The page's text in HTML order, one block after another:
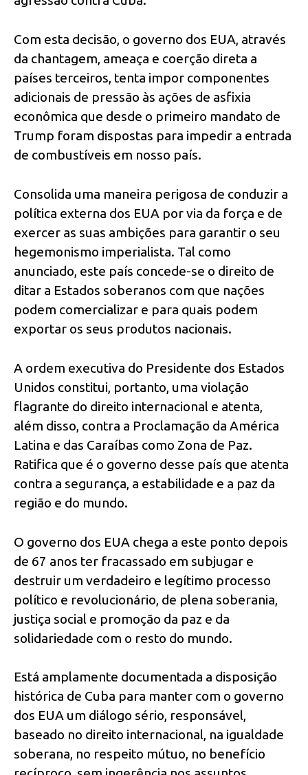
Com esta decisão, o governo dos EUA, através
da chantagem, ameaça e coerção direta a
países terceiros, tenta impor componentes
adicionais de pressão às ações de asfixia
econômica que desde o primeiro mandato de
Trump foram dispostas para impedir a entrada
de combustíveis em nosso país.
Consolida uma maneira perigosa de conduzir a
política externa dos EUA por via da força e de
exercer as suas ambições para garantir o seu
hegemonismo imperialista. Tal como
anunciado, este país concede-se o direito de
ditar a Estados soberanos com que nações
podem comercializar e para quais podem
exportar os seus produtos nacionais.
A ordem executiva do Presidente dos Estados
Unidos constitui, portanto, uma violação
flagrante do direito internacional e atenta,
além disso, contra a Proclamação da América
Latina e das Caraíbas como Zona de Paz.
Ratifica que é o governo desse país que atenta
contra a segurança, a estabilidade e a paz da
região e do mundo.
O governo dos EUA chega a este ponto depois
de 67 anos ter fracassado em subjugar e
destruir um verdadeiro e legítimo processo
político e revolucionário, de plena soberania,
justiça social e promoção da paz e da
solidariedade com o resto do mundo.
Está amplamente documentada a disposição
histórica de Cuba para manter com o governo
dos EUA um diálogo sério, responsável,
baseado no direito internacional, na igualdade
soberana, no respeito mútuo, no benefício